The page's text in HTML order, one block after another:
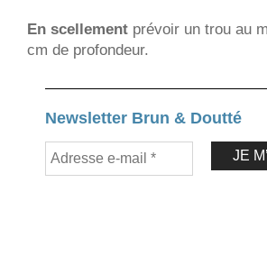
En scellement prévoir un trou au
cm de profondeur.
Newsletter Brun & Doutté